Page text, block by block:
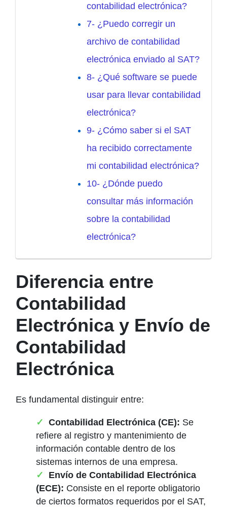
contabilidad electrónica?
7- ¿Puedo corregir un
archivo de contabilidad
electrónica enviado al SAT?
8- ¿Qué software se puede
usar para llevar contabilidad
electrónica?
9- ¿Cómo saber si el SAT
ha recibido correctamente
mi contabilidad electrónica?
10- ¿Dónde puedo
consultar más información
sobre la contabilidad
electrónica?
Diferencia entre
Contabilidad
Electrónica y Envío de
Contabilidad
Electrónica
Es fundamental distinguir entre:
Contabilidad Electrónica (CE): Se
refiere al registro y mantenimiento de
información contable dentro de los
sistemas internos de una empresa.
Envío de Contabilidad Electrónica
(ECE): Consiste en el reporte obligatorio
de ciertos formatos requeridos por el SAT,